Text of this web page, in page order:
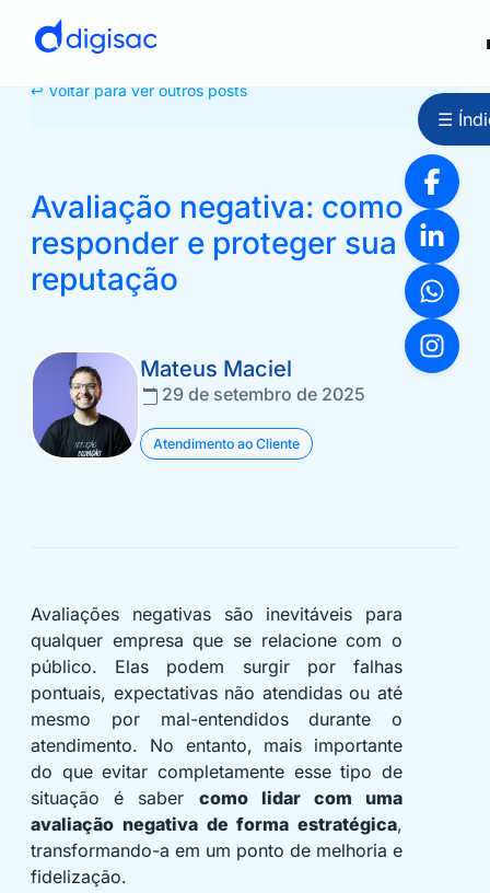
↩ Voltar para ver outros posts
Avaliação negativa: como
responder e proteger sua
reputação
Mateus Maciel
29 de setembro de 2025
Atendimento ao Cliente
Avaliações negativas são inevitáveis para
qualquer empresa que se relacione com o
público. Elas podem surgir por falhas
pontuais, expectativas não atendidas ou até
mesmo por mal-entendidos durante o
atendimento. No entanto, mais importante
do que evitar completamente esse tipo de
situação é saber como lidar com uma
avaliação negativa de forma estratégica,
transformando-a em um ponto de melhoria e
fidelização.
☰